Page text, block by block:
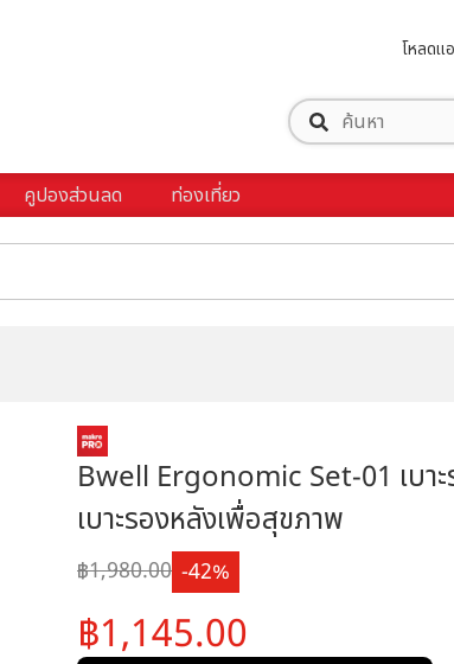
โหลดแ
คูปองส่วนลด ท่องเที่ยว
Bwell Ergonomic Set-01 เบา
เบาะรองหลังเพื่อสุขภาพ
1,980.00 42
1,145.00